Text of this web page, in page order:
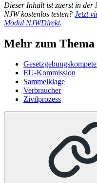
Dieser Inhalt ist zuerst in der
NJW kostenlos testen? Jetzt
Modul NJWDirekt.
Mehr zum Thema
EU-Kommission
Sammelklage
Verbraucher
Zivilprozess